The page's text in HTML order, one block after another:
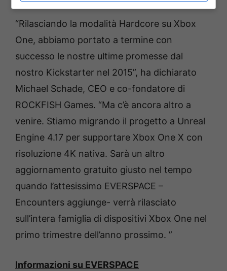
“Rilasciando la modalità Hardcore su Xbox
One, abbiamo portato a termine con
successo le nostre ultime promesse dal
nostro Kickstarter nel 2015”, ha dichiarato
Michael Schade, CEO e co-fondatore di
ROCKFISH Games. “Ma c’è ancora altro a
venire. Stiamo migrando il progetto a Unreal
Engine 4.17 per supportare Xbox One X con
risoluzione 4K nativa. Sarà un altro
aggiornamento gratuito giusto nel tempo
quando l’attesissimo EVERSPACE –
Encounters aggiunge- verrà rilasciato
sull’intera famiglia di dispositivi Xbox One nel
primo trimestre dell’anno prossimo. ”
Informazioni su EVERSPACE